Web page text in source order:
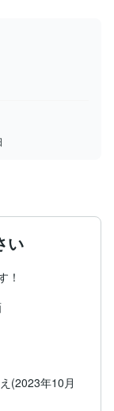
い
！
(2023年10月